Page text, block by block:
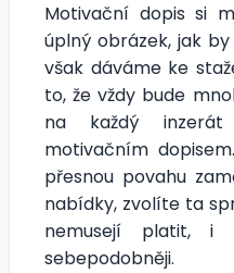
Motivační dopis si
úplný obrázek, jak
však dáváme ke
to, že vždy bude
na každý
motivačním
přesnou povahu
nabídky, zvolíte ta
nemusejí platit, i
sebepodobněji.